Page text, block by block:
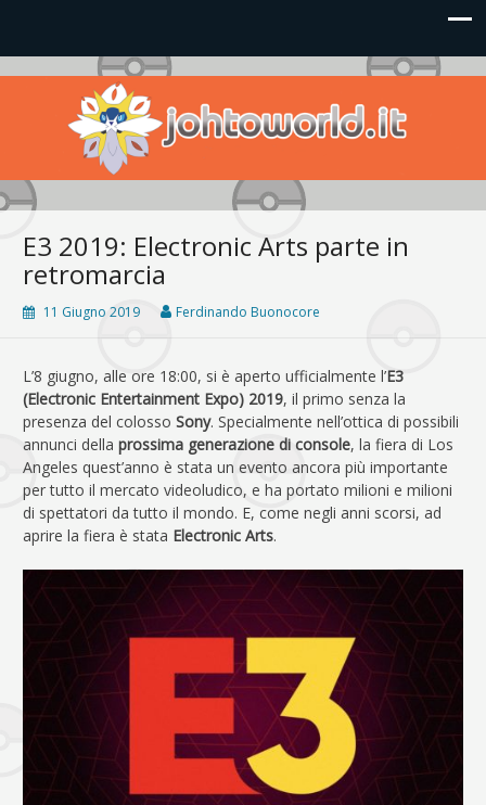
Johto World
Le novità più frizzanti dall'universo Pokémon e Nintendo
E3 2019: Electronic Arts parte in
retromarcia
11 Giugno 2019 Ferdinando Buonocore
L’8 giugno, alle ore 18:00, si è aperto ufficialmente l’E3
(Electronic Entertainment Expo) 2019, il primo senza la
presenza del colosso Sony. Specialmente nell’ottica di possibili
annunci della prossima generazione di console, la fiera di Los
Angeles quest’anno è stata un evento ancora più importante
per tutto il mercato videoludico, e ha portato milioni e milioni
di spettatori da tutto il mondo. E, come negli anni scorsi, ad
aprire la fiera è stata Electronic Arts.